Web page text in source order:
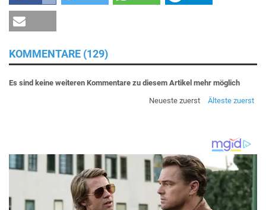
KOMMENTARE (129)
Es sind keine weiteren Kommentare zu diesem Artikel mehr möglich
Neueste zuerst
Älteste zuerst